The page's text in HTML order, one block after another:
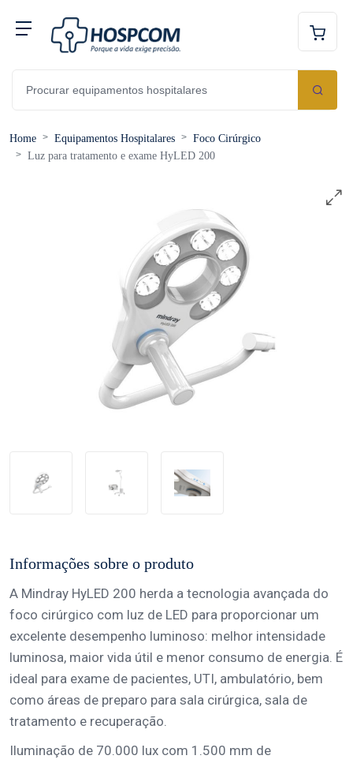
Home Equipamentos Hospitalares
Foco Cirúrgico
Luz para tratamento e exame HyLED 200
Informações sobre o produto
A Mindray HyLED 200 herda a tecnologia avançada do
foco cirúrgico com luz de LED para proporcionar um
excelente desempenho luminoso: melhor intensidade
luminosa, maior vida útil e menor consumo de energia. É
ideal para exame de pacientes, UTI, ambulatório, bem
como áreas de preparo para sala cirúrgica, sala de
tratamento e recuperação.
Iluminação de 70.000 lux com 1.500 mm de